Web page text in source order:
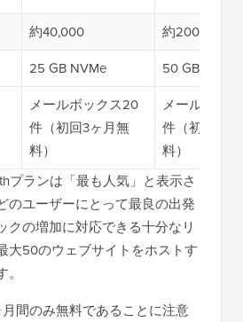
約40,000
約200,000
25 GB NVMe 50 GB NVMe
メールボックス20
件（初回3ヶ月無
料）
メールボッ
件（初回3ヶ
料）
プランは「最も人気」と表示さ
のユーザーにとって最良の出発
クの増加に対応できる十分なリ
大50のウェブサイトをホストす
間のみ無料であることに注意